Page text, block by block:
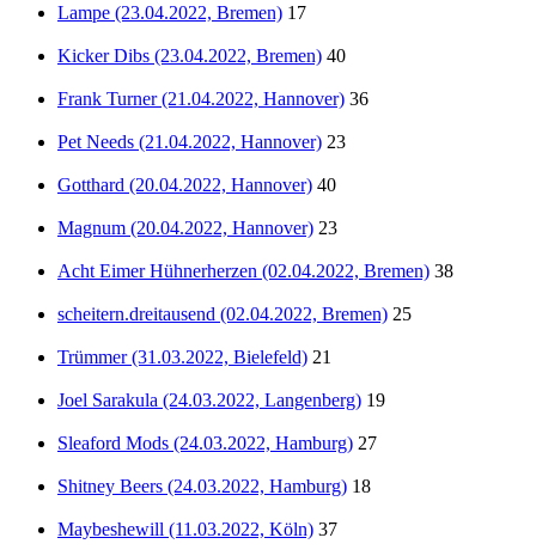
Lampe (23.04.2022, Bremen) 17
Kicker Dibs (23.04.2022, Bremen) 40
Frank Turner (21.04.2022, Hannover) 36
Pet Needs (21.04.2022, Hannover) 23
Gotthard (20.04.2022, Hannover) 40
Magnum (20.04.2022, Hannover) 23
Acht Eimer Hühnerherzen (02.04.2022, Bremen) 38
scheitern.dreitausend (02.04.2022, Bremen) 25
Trümmer (31.03.2022, Bielefeld) 21
Joel Sarakula (24.03.2022, Langenberg) 19
Sleaford Mods (24.03.2022, Hamburg) 27
Shitney Beers (24.03.2022, Hamburg) 18
Maybeshewill (11.03.2022, Köln) 37